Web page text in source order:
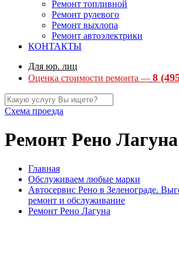
Ремонт топливной
Ремонт рулевого
Ремонт выхлопа
Ремонт автоэлектрики
КОНТАКТЫ
Для юр. лиц
Оценка стоимости ремонта — 8
Схема проезда
Ремонт Рено Лагуна
Главная
Обслуживаем любые марки
Автосервис Рено в Зеленограде.
ремонт и обслуживание
Ремонт Рено Лагуна